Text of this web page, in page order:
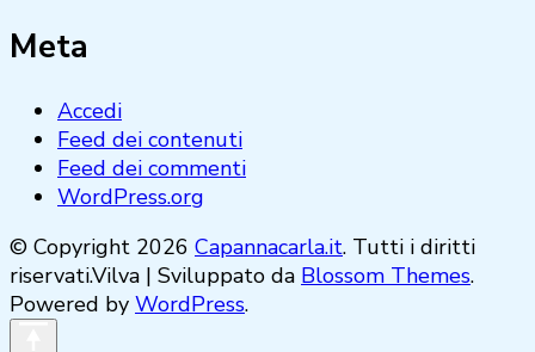
Meta
Accedi
Feed dei contenuti
Feed dei commenti
WordPress.org
© Copyright 2026 Capannacarla.it. Tutti i diritti
riservati.Vilva | Sviluppato da Blossom Themes.
Powered by WordPress.